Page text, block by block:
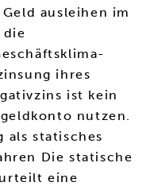
ausleihen im
die
ihres
ist kein
nutzen.
als statisches
Die statische
eine